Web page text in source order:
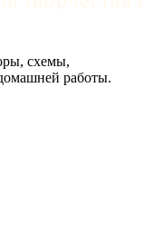
схемы,
работы.